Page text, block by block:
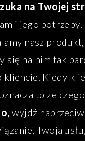
na Twojej
i jego
nasz produkt,
się na nim tak
kliencie. Kiedy
to że
wyjdź
Twoja